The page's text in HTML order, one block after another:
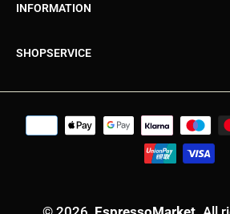
INFORMATION
SHOPSERVICE